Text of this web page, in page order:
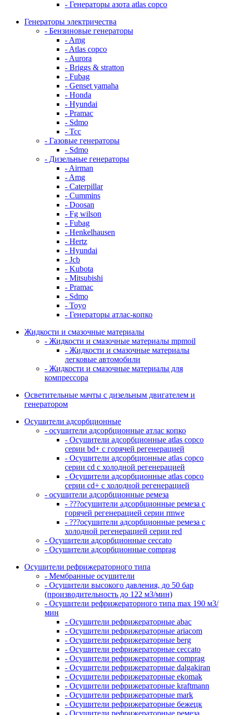
- Генераторы азота atlas copco
Генераторы электричества
- Бензиновые генераторы
- Amg
- Atlas copco
- Aurora
- Briggs & stratton
- Fubag
- Genset yamaha
- Honda
- Hyundai
- Pramac
- Sdmo
- Тсс
- Газовые генераторы
- Sdmo
- Дизельные генераторы
- Airman
- Amg
- Caterpillar
- Cummins
- Doosan
- Fg wilson
- Fubag
- Henkelhausen
- Hertz
- Hyundai
- Jcb
- Kubota
- Mitsubishi
- Pramac
- Sdmo
- Toyo
- Генераторы атлас-копко
Жидкости и смазочные материалы
- Жидкости и смазочные материалы mpmoil
- Жидкости и смазочные материалы
легковые автомобили
- Жидкости и смазочные материалы для
компрессора
Осветительные мачты с дизельным двигателем и
генератором
Осушители адсорбционные
- осушители адсорбционные атлас копко
- Осушители адсорбционные atlas copco
серии bd+ с горячей регенерацией
- Осушители адсорбционные atlas copco
серии cd с холодной регенерацией
- Осушители адсорбционные atlas copco
серии cd+ с холодной регенерацией
- осушители адсорбционные ремеза
- ???осушители адсорбционные ремеза с
горячей регенерацией серии rmwe
- ???осушители адсорбционные ремеза с
холодной регенерацией серии red
- Осушители адсорбционные ceccato
- Осушители адсорбционные comprag
Осушители рефрижераторного типа
- Мембранные осушители
- Осушители высокого давления, до 50 бар
(производительность до 122 м3/мин)
- Осушители рефрижераторного типа max 190 м3/
мин
- Осушители рефрижераторные abac
- Осушители рефрижераторные ariacom
- Осушители рефрижераторные berg
- Осушители рефрижераторные ceccato
- Осушители рефрижераторные comprag
- Осушители рефрижераторные dalgakiran
- Осушители рефрижераторные ekomak
- Осушители рефрижераторные kraftmann
- Осушители рефрижераторные mark
- Осушители рефрижераторные бежецк
- Осушители рефрижераторные ремеза